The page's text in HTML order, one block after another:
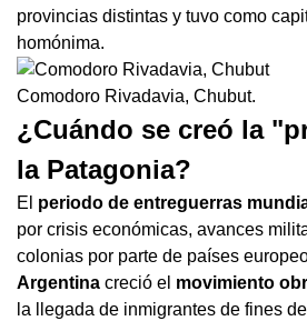
provincias distintas y tuvo como
homónima.
Comodoro Rivadavia, Chubut.
¿Cuándo se creó la
la Patagonia?
El periodo de entreguerras
por crisis económicas, avances
colonias por parte de países
Argentina creció el movimiento
la llegada de inmigrantes de fines